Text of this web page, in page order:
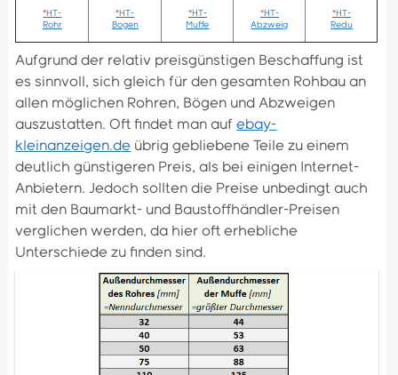
*HT-
Rohr
*HT-
Bogen
*HT-
Muffe
*HT-
Abzweig
*HT-
Redu
Aufgrund der relativ preisgünstigen Beschaffung ist
es sinnvoll, sich gleich für den gesamten Rohbau an
allen möglichen Rohren, Bögen und Abzweigen
auszustatten. Oft findet man aufebay-
kleinanzeigen.de übrig gebliebene Teile zu einem
deutlich günstigeren Preis, als bei einigen Internet-
Anbietern. Jedoch sollten die Preise unbedingt auch
mit den Baumarkt- und Baustoffhändler-Preisen
verglichen werden, da hier oft erhebliche
Unterschiede zu finden sind.